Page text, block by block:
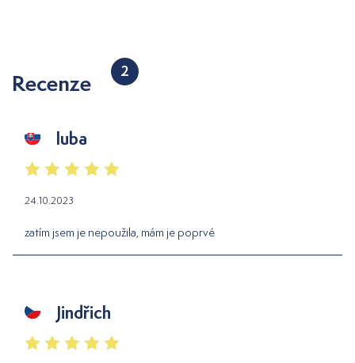
Recenze 2
luba
24.10.2023
zatím jsem je nepoužila, mám je poprvé
Jindřich